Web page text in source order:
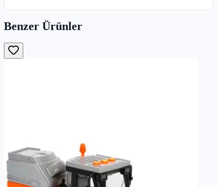
Benzer Ürünler